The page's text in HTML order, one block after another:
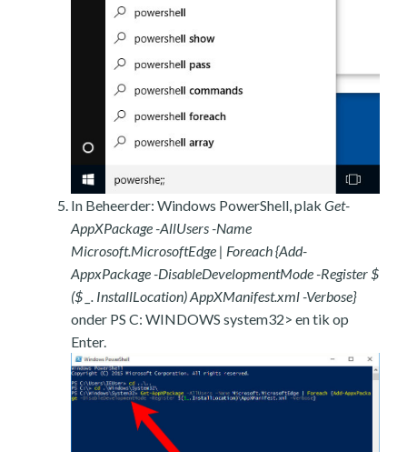
In Beheerder: Windows PowerShell, plak Get-
AppXPackage -AllUsers -Name
Microsoft.MicrosoftEdge | Foreach {Add-
AppxPackage -DisableDevelopmentMode -Register $
($ _. InstallLocation) AppXManifest.xml -Verbose}
onder PS C: WINDOWS system32> en tik op
Enter.